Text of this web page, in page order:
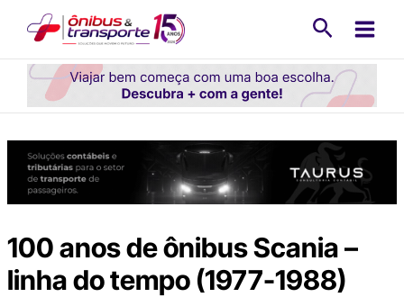
conteúdo
100 anos de ônibus Scania –
linha do tempo (1977-1988)